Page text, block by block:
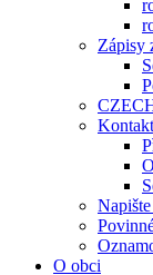
Zápisy
O obci